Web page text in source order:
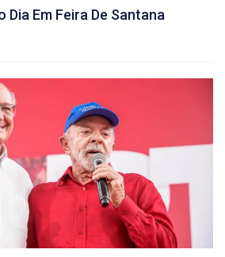
Dia Em Feira De Santana